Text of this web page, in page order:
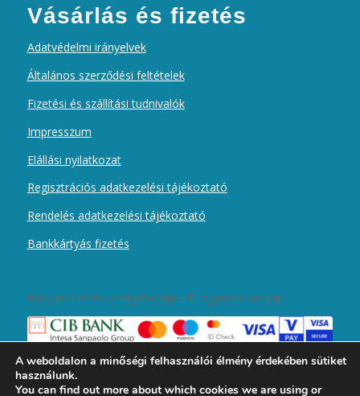
Vásárlás és fizetés
Adatvédelmi irányelvek
Általános szerződési feltételek
Fizetési és szállítási tudnivalók
Impresszum
Elállási nyilatkozat
Regisztrációs adatkezelési tájékoztató
Rendelés adatkezelési tájékoztató
Bankkártyás fizetés
Kártyás fizetés szolgáltatója – Elfogadott kártyák
A weboldalon a minőségi felhasználói élmény érdekében sütiket
használunk.
You can find out more about which cookies we are using or